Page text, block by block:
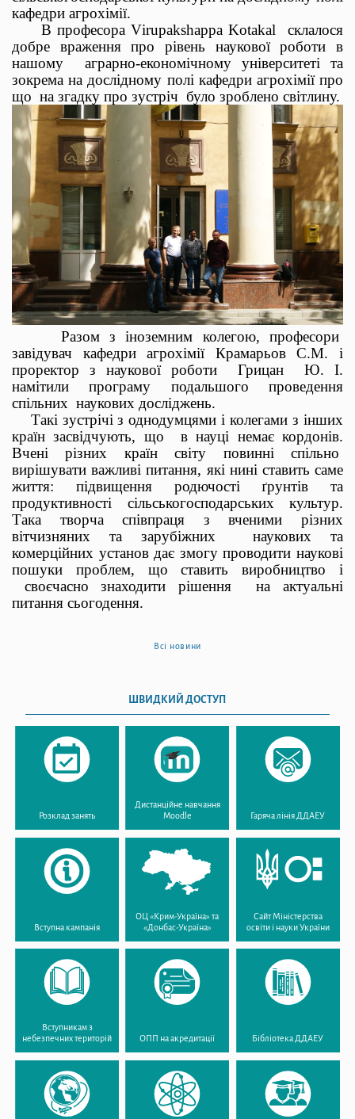
кафедри агрохімії.
В професораVirupakshappaKotakal
склалося
добре враження про рівень наукової роботи в
нашому
аграрно-економічному університеті та
зокрема на дослідному полі кафедри агрохімії про
що на згадку про зустріч було зроблено світлину.
Разом з іноземним колегою, професори
завідувач кафедри агрохімії Крамарьов С.М. і
проректор з наукової роботи
Грицан
Ю. І.
намітили програму подальшого проведення
спільних наукових досліджень.
Такі зустрічі з однодумцями і колегами з інших
країн засвідчують, що
в науці немає кордонів.
Вчені різних країн світу повинні спільно
вирішувати важливі питання, які нині ставить саме
життя: підвищення родючості ґрунтів та
продуктивності сільськогосподарських культур.
Така творча співпраця з вченими різних
вітчизняних та зарубіжних
наукових та
комерційних установ дає змогу проводити наукові
пошуки проблем, що ставить виробництво і
своєчасно знаходити рішення
на актуальні
питання сьогодення.
Всі новини
ШВИДКИЙ ДОСТУП
Розклад занять
Дистанційне навчання
Moodle
Гаряча лінія ДДАЕУ
Вступна кампанія
ОЦ «Крим-Україна» та
«Донбас-Україна»
Сайт Міністерства
освіти і науки України
Вступникам з
небезпечних територій
ОПП на акредитації Бібліотека ДДАЕУ